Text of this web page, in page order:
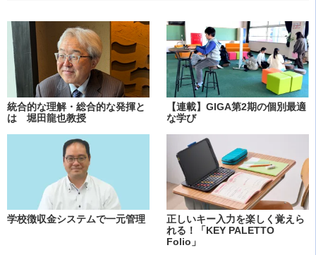
統合的な理解・総合的な発揮と
は 堀田龍也教授
【連載】GIGA第2期の個別最適
な学び
学校徴収金システムで一元管理
正しいキー入力を楽しく覚えら
れる！「KEY PALETTO
Folio」